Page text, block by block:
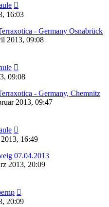
16:03
- Germany Osnabrück
2013, 09:08
09:08
- Germany, Chemnitz
2013, 09:47
16:49
07.04.2013
2013, 20:09
20:09